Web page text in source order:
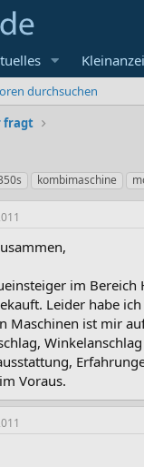
durchsuchen
fragt
kombimaschine
im Bereich
Leider habe
Maschinen ist mir
Voraus.